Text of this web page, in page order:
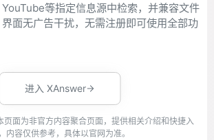
等指定信息源中检索，并兼容文件
界面无广告干扰，无需注册即可使用全部功
进入 XAnswer
页面为非官方内容聚合页面，提供相关介绍和快捷入
内容仅供参考，具体以官网为准。